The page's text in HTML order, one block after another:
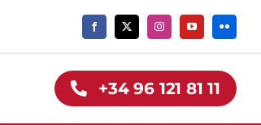
+34 96 121 81 11